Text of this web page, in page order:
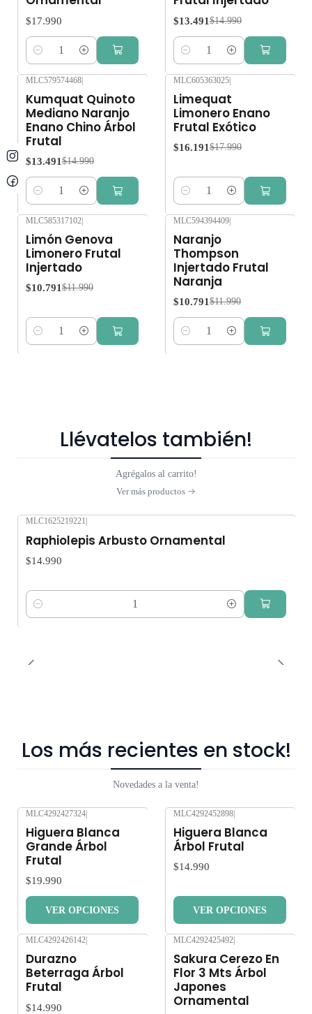
$17.990
Cantidad
$13.491 $14.990
Cantidad
MLC579574468|
Kumquat Quinoto
Mediano Naranjo
Enano Chino Árbol
Frutal
$13.491 $14.990
Cantidad
MLC605363025|
Limequat
Limonero Enano
Frutal Exótico
$16.191 $17.990
Cantidad
MLC585317102
Limón Genova
Limonero Frutal
Injertado
$10.791 $11.990
Cantidad
MLC594394409
Naranjo
Thompson
Injertado Frutal
Naranja
$10.791 $11.990
Cantidad
Llévatelos también!
Agrégalos al carrito!
Ver más productos
MLC1625219221
Raphiolepis Arbusto Ornamental
$14.990
Cantidad
Los más recientes en stock!
Novedades a la venta!
MLC4292427324|
Higuera Blanca
Grande Árbol
Frutal
$19.990
VER OPCIONES
MLC4292452898|
Higuera Blanca
Árbol Frutal
$14.990
VER OPCIONES
MLC4292426142
Durazno
Beterraga Árbol
Frutal
$14.990
MLC4292425492
Sakura Cerezo En
Flor 3 Mts Árbol
Japones
Ornamental